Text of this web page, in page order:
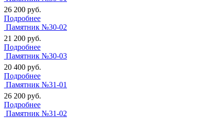
26 200 руб.
Подробнее
Памятник №30-02
21 200 руб.
Подробнее
Памятник №30-03
20 400 руб.
Подробнее
Памятник №31-01
26 200 руб.
Подробнее
Памятник №31-02